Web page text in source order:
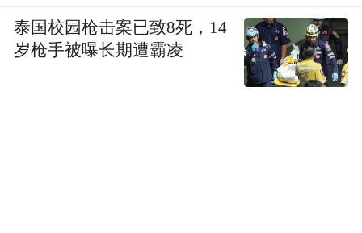
泰国校园枪击案已致8死，14
岁枪手被曝长期遭霸凌